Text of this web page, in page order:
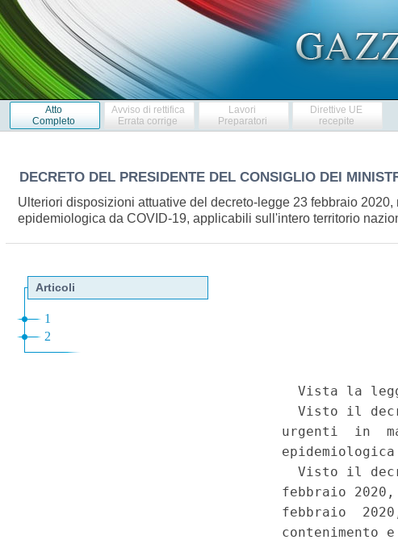
Atto
Completo
Avviso di rettifica
Errata corrige
Lavori
Preparatori
Direttive UE
recepite
DECRETO DEL PRESIDENTE DEL CONSIGLIO DEI
Ulteriori disposizioni attuative del decreto-legge 23 febbraio
epidemiologica da COVID-19, applicabili sull'intero territorio